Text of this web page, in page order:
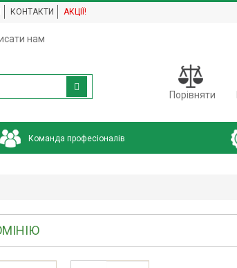
КОНТАКТИ АКЦІЇ!
нам
Порівняти
Команда професіоналів